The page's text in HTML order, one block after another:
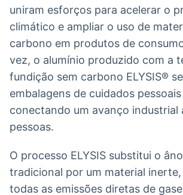
Plataforma
conteúdos
Soluções de Dados
e Conteúdos
Broadcast
OTC
Plataforma
negociação de
Datafeed
uniram esforços para acelerar o
climático e ampliar o uso de
carbono em produtos de
vez, o alumínio produzido com a
fundição sem carbono ELYSIS®
embalagens de cuidados
conectando um avanço industrial
pessoas.
O processo ELYSIS substitui o
tradicional por um material
todas as emissões diretas de